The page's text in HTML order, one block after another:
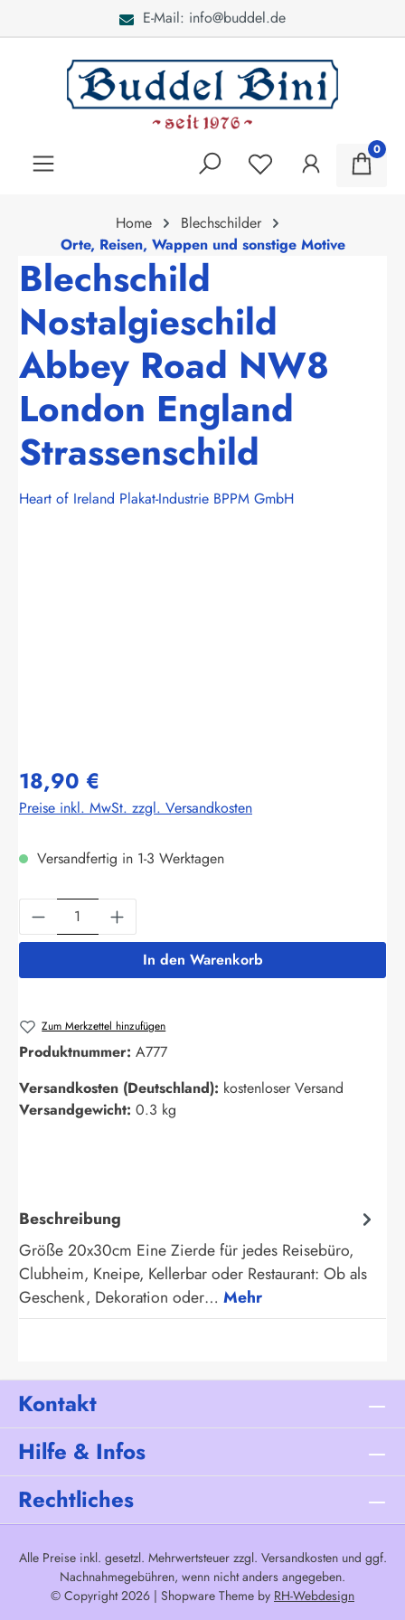
E-Mail: info@buddel.de
0
Home
Blechschilder
Orte, Reisen, Wappen und sonstige Motive
Blechschild
Nostalgieschild
Abbey Road NW8
London England
Strassenschild
Heart of Ireland Plakat-Industrie BPPM GmbH
18,90 €
Preise inkl. MwSt. zzgl. Versandkosten
Versandfertig in 1-3 Werktagen
Produkt Anzahl: Gib den gewünschten
In den Warenkorb
Zum Merkzettel hinzufügen
Produktnummer: A777
Versandkosten (Deutschland): kostenloser Versand
Versandgewicht: 0.3 kg
Beschreibung
Größe 20x30cm Eine Zierde für jedes Reisebüro,
Clubheim, Kneipe, Kellerbar oder Restaurant: Ob als
Geschenk, Dekoration oder… Mehr
Kontakt
Hilfe & Infos
Rechtliches
Alle Preise inkl. gesetzl. Mehrwertsteuer zzgl. Versandkostenund ggf.
Nachnahmegebühren, wenn nicht anders angegeben.
© Copyright 2026 | Shopware Theme by RH-Webdesign